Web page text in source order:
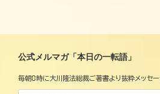
公式メルマガ「本日の一転語」
毎朝8時に大川隆法総裁ご著書より抜粋メッセー